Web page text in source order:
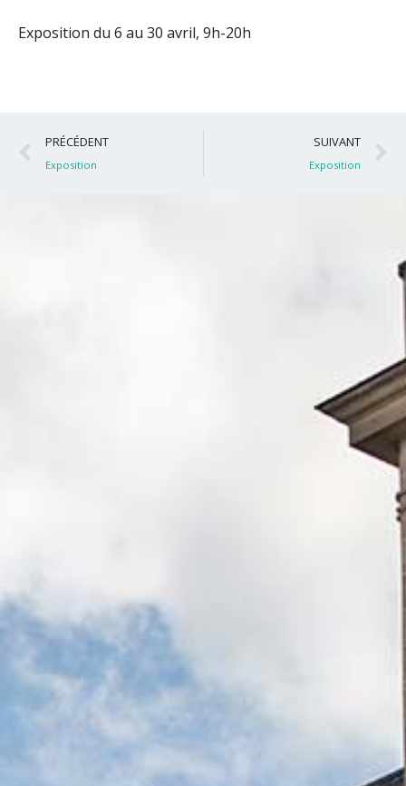
Exposition du 6 au 30 avril, 9h-20h
Précédent
PRÉCÉDENT
Exposition
SUIVANT
Exposition